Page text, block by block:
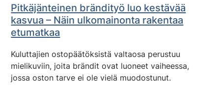
Pitkäjänteinen brändityö luo kestävää
kasvua – Näin ulkomainonta rakentaa
etumatkaa
Kuluttajien ostopäätöksistä valtaosa perustuu
mielikuviin, joita brändit ovat luoneet vaiheessa,
jossa oston tarve ei ole vielä muodostunut.